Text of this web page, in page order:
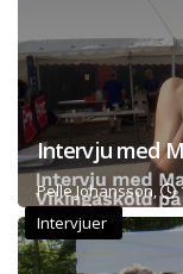
Intervju med
Pelle Johansson,
Intervjuer